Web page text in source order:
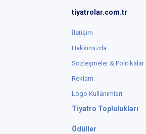
tiyatrolar.com.tr
İletişim
Hakkımızda
Sözleşmeler & Politikalar
Reklam
Logo Kullanımları
Tiyatro Toplulukları
Ödüller